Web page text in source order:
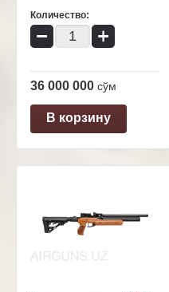
Количество:
− +
36 000 000 сўм
В корзину